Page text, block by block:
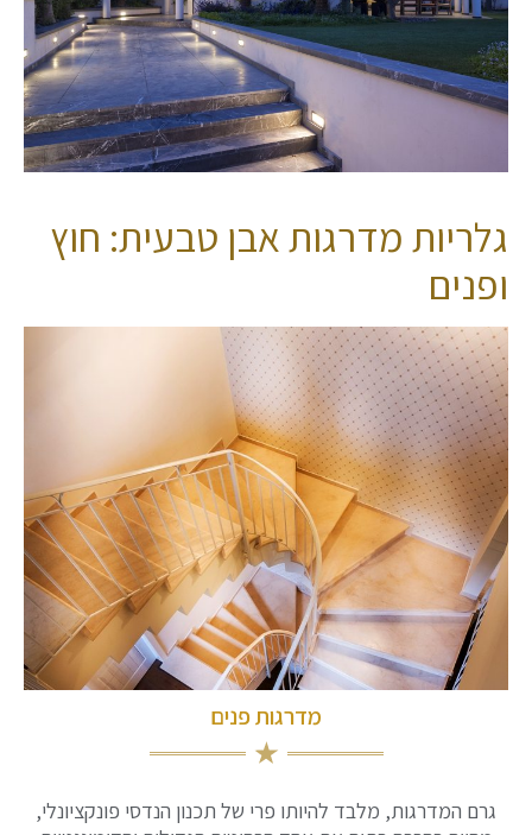
גלריות מדרגות אבן טבעית: חוץ
ופנים
מדרגות פנים
גרם המדרגות, מלבד להיותו פרי של תכנון הנדסי פונקציונלי,